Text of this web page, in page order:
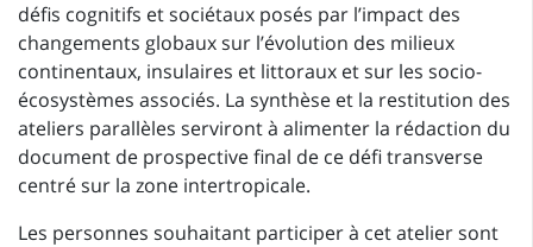
défis cognitifs et sociétaux posés par l’impact des
changements globaux sur l’évolution des milieux
continentaux, insulaires et littoraux et sur les socio-
écosystèmes associés. La synthèse et la restitution des
ateliers parallèles serviront à alimenter la rédaction du
document de prospective final de ce défi transverse
centré sur la zone intertropicale.
Les personnes souhaitant participer à cet atelier sont